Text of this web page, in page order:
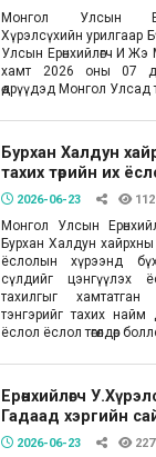
Монгол Улсын
Хүрэлсүхийн урилгаар
Улсын Ерөнхийлөгч И
хамт 2026 оны 07
өдрүүдэд Монгол Улсад
Бурхан Халдун
тахих төрийн их
2026-06-23 112
Монгол Улсын
Бурхан Халдун хайрхны
ёслолын хүрээнд
сүлдийг цэнгүүлэх
тахилгыг
тэнгэрийг тахих найм
ёслол ёслол төгөлдөр
Ерөнхийлөгч
Гадаад хэргийн
2026-06-23 227